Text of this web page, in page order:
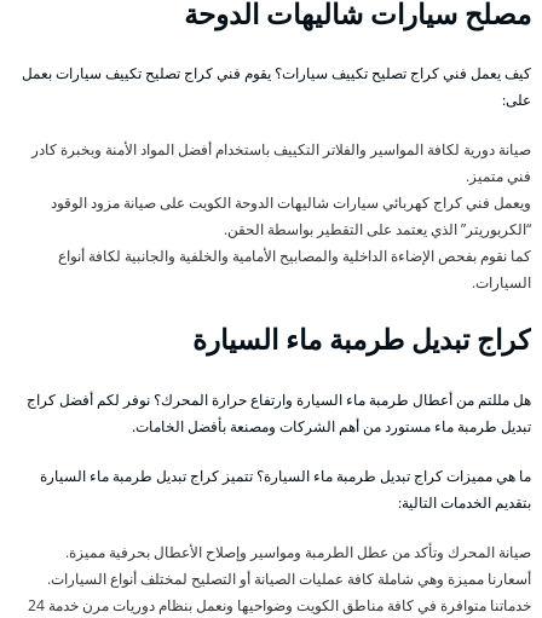
مصلح سيارات شاليهات الدوحة
كيف يعمل فني كراج تصليح تكييف سيارات؟ يقوم فني كراج تصليح تكييف سيارات بعمل
على:
صيانة دورية لكافة المواسير والفلاتر التكييف باستخدام أفضل المواد الأمنة وبخبرة كادر
فني متميز.
ويعمل فني كراج كهربائي سيارات شاليهات الدوحة الكويت على صيانة مزود الوقود
“الكربوريتر” الذي يعتمد على التقطير بواسطة الحقن.
كما نقوم بفحص الإضاءة الداخلية والمصابيح الأمامية والخلفية والجانبية لكافة أنواع
السيارات.
كراج تبديل طرمبة ماء السيارة
هل مللتم من أعطال طرمبة ماء السيارة وارتفاع حرارة المحرك؟ نوفر لكم أفضل كراج
تبديل طرمبة ماء مستورد من أهم الشركات ومصنعة بأفضل الخامات.
ما هي مميزات كراج تبديل طرمبة ماء السيارة؟ تتميز كراج تبديل طرمبة ماء السيارة
بتقديم الخدمات التالية:
صيانة المحرك وتأكد من عطل الطرمبة ومواسير وإصلاح الأعطال بحرفية مميزة.
أسعارنا مميزة وهي شاملة كافة عمليات الصيانة أو التصليح لمختلف أنواع السيارات.
خدماتنا متوافرة في كافة مناطق الكويت وضواحيها ونعمل بنظام دوريات مرن خدمة 24